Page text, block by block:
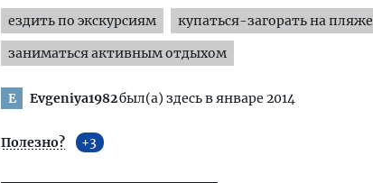
ездить по экскурсиям
купаться-загорать на пляже
заниматься активным отдыхом
E Evgeniya1982был(а) здесь в январе 2014
Полезно? 3